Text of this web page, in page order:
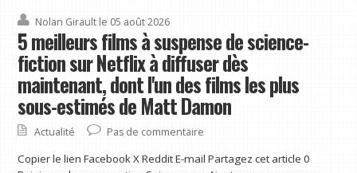
Nolan Girault le 05 août 2026
5 meilleurs films à suspense de science-
fiction sur Netflix à diffuser dès
maintenant, dont l'un des films les plus
sous-estimés de Matt Damon
Actualité Pas de commentaire
Copier le lien Facebook X Reddit E-mail Partagez cet article 0